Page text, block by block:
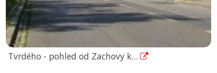
Tvrdého - pohled od Zachovy k...